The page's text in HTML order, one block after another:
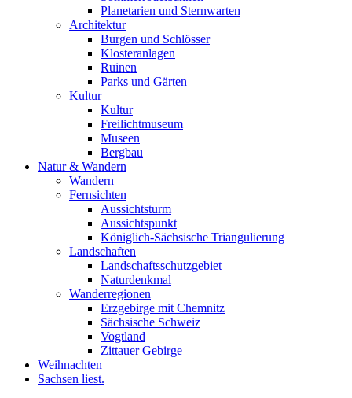
Planetarien und Sternwarten
Architektur
Burgen und Schlösser
Klosteranlagen
Ruinen
Parks und Gärten
Kultur
Kultur
Freilichtmuseum
Museen
Bergbau
Natur & Wandern
Wandern
Fernsichten
Aussichtsturm
Aussichtspunkt
Königlich-Sächsische Triangulierung
Landschaften
Landschaftsschutzgebiet
Naturdenkmal
Wanderregionen
Erzgebirge mit Chemnitz
Sächsische Schweiz
Vogtland
Zittauer Gebirge
Weihnachten
Sachsen liest.